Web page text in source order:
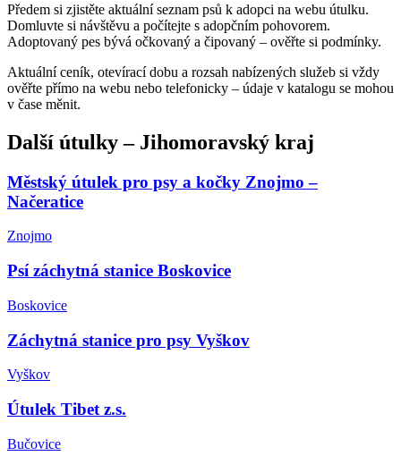
Předem si zjistěte aktuální seznam psů k adopci na webu útulku.
Domluvte si návštěvu a počítejte s adopčním pohovorem.
Adoptovaný pes bývá očkovaný a čipovaný – ověřte si podmínky.
Aktuální ceník, otevírací dobu a rozsah nabízených služeb si vždy
ověřte přímo na webu nebo telefonicky – údaje v katalogu se mohou
v čase měnit.
Další útulky– Jihomoravský kraj
Městský útulek pro psy a kočky Znojmo –
Načeratice
Znojmo
Psí záchytná stanice Boskovice
Boskovice
Záchytná stanice pro psy Vyškov
Vyškov
Útulek Tibet z.s.
Bučovice